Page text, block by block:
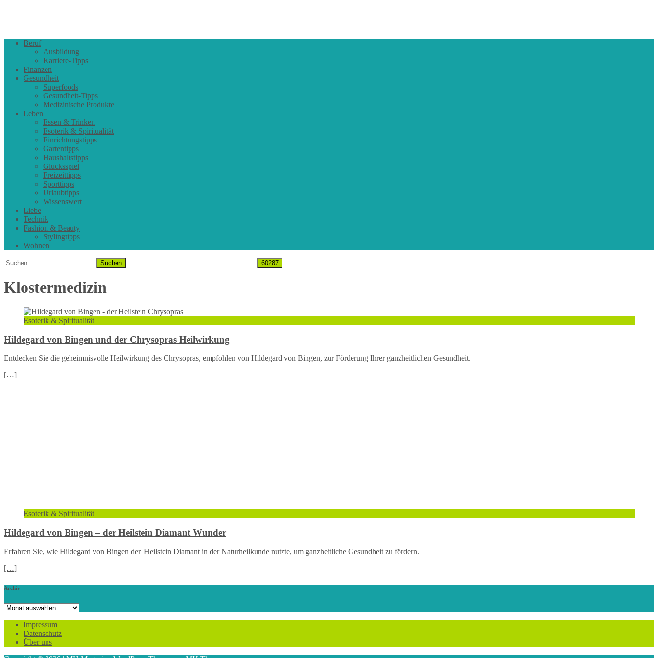
Beruf
Ausbildung
Karriere-Tipps
Finanzen
Gesundheit
Superfoods
Gesundheit-Tipps
Medizinische Produkte
Leben
Essen & Trinken
Esoterik & Spiritualität
Einrichtungstipps
Gartentipps
Haushaltstipps
Glücksspiel
Freizeittipps
Sporttipps
Urlaubtipps
Wissenswert
Liebe
Technik
Fashion & Beauty
Stylingtipps
Wohnen
Suchen
nach:
Klostermedizin
Esoterik & Spiritualität
Hildegard von Bingen und der Chrysopras Heilwirkung
Entdecken Sie die geheimnisvolle Heilwirkung des Chrysopras, empfohlen von Hildegard von Bingen, zur Förderung Ihrer ganzheitlichen Gesundheit.
[…]
Esoterik & Spiritualität
Hildegard von Bingen – der Heilstein Diamant Wunder
Erfahren Sie, wie Hildegard von Bingen den Heilstein Diamant in der Naturheilkunde nutzte, um ganzheitliche Gesundheit zu fördern.
[…]
Archiv
Archiv
Impressum
Datenschutz
Über uns